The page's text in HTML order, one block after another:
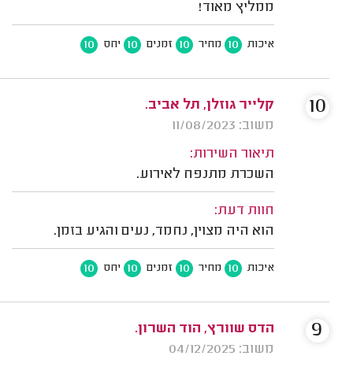
ממליץ מאוד!
איכות 10 מחיר 10 זמנים 10 יחס 10
קלייר גוזלן, תל אביב.
משוב: 11/08/2023
תיאור השירות:
השכרת מתנפח לאירוע.
חוות דעת:
הוא היה מצוין, נחמד, נעים והגיע בזמן.
איכות 10 מחיר 10 זמנים 10 יחס 10
10
הדס שוורץ, הוד השרון.
משוב: 04/12/2025
9